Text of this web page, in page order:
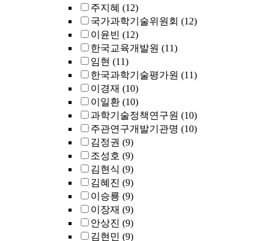
주지혜 (12)
국가과학기술위원회 (12)
이윤빈 (12)
한국교육개발원 (11)
임현 (11)
한국과학기술평가원 (11)
이경재 (10)
이일환 (10)
과학기술정책연구원 (10)
주관연구개발기관명 (10)
김정권 (9)
조성호 (9)
김현식 (9)
김혜진 (9)
이승룡 (9)
이장재 (9)
안상진 (9)
김현민 (9)